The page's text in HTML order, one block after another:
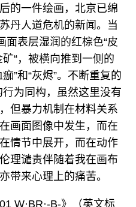
的一件绘画，北京已绵
丹人道危机的新闻。当
面表层湿润的红棕色“皮
矿“，被横向推到一侧的
”和“灰烬”。不断重复的
行为同构，虽然这里没有
但暴力机制在材料关系
画面图像中发生，而在
情节中展开，而在动作
理谴责伴随着我在画布
带来心理上的痛苦。
W·BR·-B-》（英文标